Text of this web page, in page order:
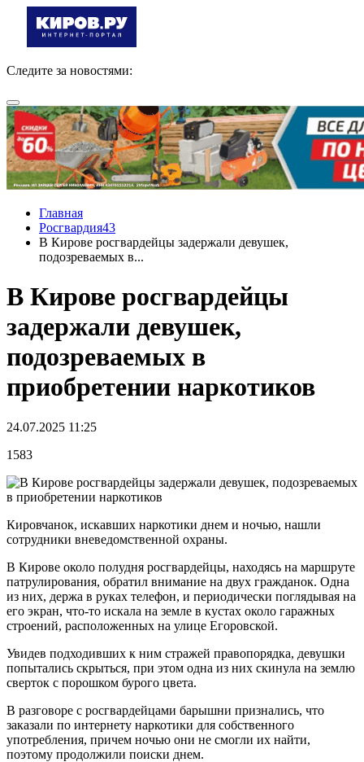
Следите за новостями:
Главная
Росгвардия43
В Кирове росгвардейцы задержали девушек,
подозреваемых в...
В Кирове росгвардейцы
задержали девушек,
подозреваемых в
приобретении наркотиков
24.07.2025 11:25
1583
Кировчанок, искавших наркотики днем и ночью, нашли
сотрудники вневедомственной охраны.
В Кирове около полудня росгвардейцы, находясь на маршруте
патрулирования, обратил внимание на двух гражданок. Одна
из них, держа в руках телефон, и периодически поглядывая на
его экран, что-то искала на земле в кустах около гаражных
строений, расположенных на улице Егоровской.
Увидев подходивших к ним стражей правопорядка, девушки
попытались скрыться, при этом одна из них скинула на землю
сверток с порошком бурого цвета.
В разговоре с росгвардейцами барышни признались, что
заказали по интернету наркотики для собственного
употребления, причем ночью они не смогли их найти,
поэтому продолжили поиски днем.